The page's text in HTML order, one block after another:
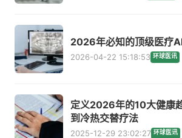
2026年必知的顶级医疗
2026-04-22 15:18:53 环球医讯
定义2026年的10大健康
到冷热交替疗法
2025-12-29 23:02:27 环球医讯